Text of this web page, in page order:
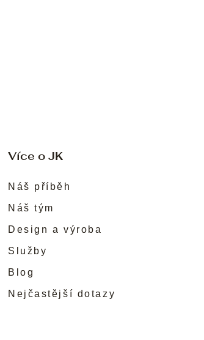
Více o JK
Náš příběh
Náš tým
Design a výroba
Služby
Blog
Nejčastější dotazy